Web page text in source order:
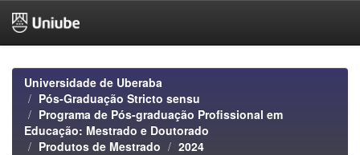
navigationUniversidade de Uberaba
Pós-Graduação Stricto sensu
Programa de Pós-graduação Profissional em
Educação: Mestrado e Doutorado
Produtos de Mestrado
2024